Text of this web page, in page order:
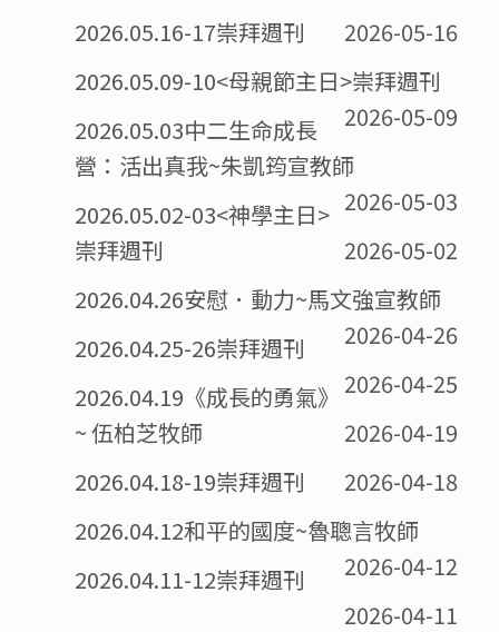
2026.05.16-17崇拜週刊
2026-05-16
2026.05.09-10<母親節主日>崇拜週刊
2026-05-09
2026.05.03中二生命成長
營：活出真我~朱凱筠宣教師
2026-05-03
2026.05.02-03<神學主日>
崇拜週刊
2026-05-02
2026.04.26安慰．動力~馬文強宣教師
2026-04-26
2026.04.25-26崇拜週刊
2026-04-25
2026.04.19《成長的勇氣》
~ 伍柏芝牧師
2026-04-19
2026.04.18-19崇拜週刊
2026-04-18
2026.04.12和平的國度~魯聰言牧師
2026-04-12
2026.04.11-12崇拜週刊
2026-04-11